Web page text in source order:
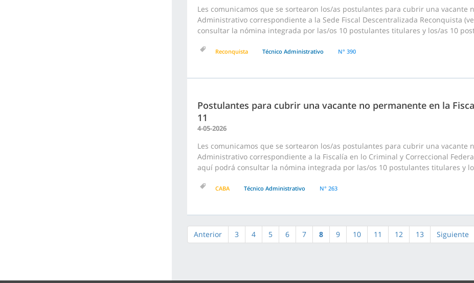
Les comunicamos que se sortearon los/as postulantes para cubrir una vacante
Administrativo correspondiente a la Sede Fiscal Descentralizada Reconquista
consultar la nómina integrada por las/os 10 postulantes titulares y los/as 10
Reconquista Técnico Administrativo N° 390
Postulantes para cubrir una vacante no permanente en la
11
4-05-2026
Les comunicamos que se sortearon los/as postulantes para cubrir una vacante
Administrativo correspondiente a la Fiscalía en lo Criminal y Correccional
aquí podrá consultar la nómina integrada por las/os 10 postulantes titulares y
CABA Técnico Administrativo N° 263
Anterior 3 4 5 6 7 8 9 10 11 12 13 Siguiente